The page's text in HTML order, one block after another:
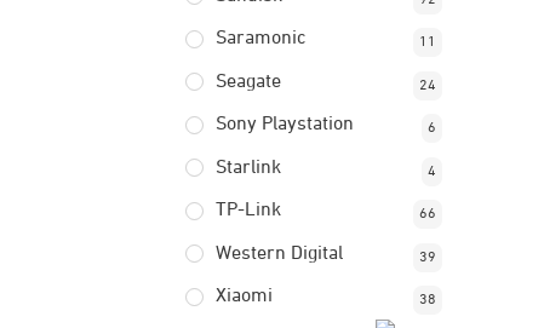
Saramonic 11
Seagate 24
Sony Playstation 6
Starlink 4
TP-Link 66
Western Digital 39
Xiaomi 38